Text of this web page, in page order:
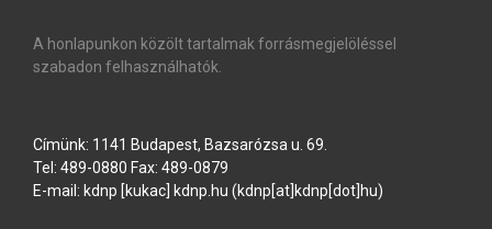
A honlapunkon közölt tartalmak forrásmegjelöléssel
szabadon felhasználhatók.
Címünk: 1141 Budapest, Bazsarózsa u. 69.
Tel: 489-0880 Fax: 489-0879
E-mail: kdnp [kukac] kdnp hu (kdnp[at]kdnp[dot]hu)